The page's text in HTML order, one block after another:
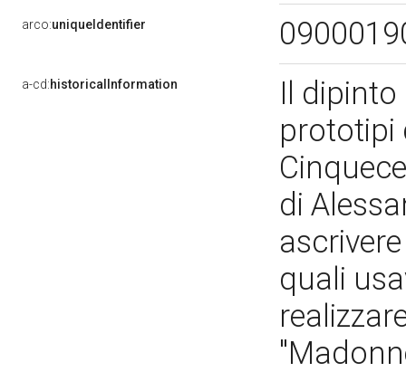
arco:uniqueIdentifier
a-cd:historicalInformation
Il
prototipi
di
quali